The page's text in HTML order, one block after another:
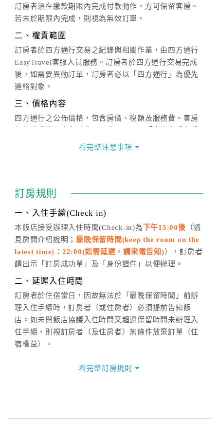
訂房者須在繳款期限內完成付款動作，方可保留客房。
若未於期限內完成，則視為無效訂單。
二、權責範圍
訂房者於四方通行交易之紀錄與相關作業，由四方通行
EasyTravel客服人員服務。訂房者於四方通行交易完成
後，如需要異動訂單，訂房者必以「四方通行」為優先
連絡對象。
三、價格內容
四方通行之公佈價格，包含房價、稅額及服務費。客房
價」之當日價格為標準。
話方式異動訂單。
※非客服時間之申辦異動，皆為次日計算及辦理。
五、客服時間
週一至週日，上午9:00～晚上6:00
六、聯絡方式
(07)9682715 。
看完整注意事項
訂房規則
一、入住手續(Check in)
本飯店接受辦理入住時間(Check-in)為下午15:00後 （請
見房間介紹說明； 最晚保留時間(keep the room on the
latest time)：22:00(如需延遲，請來電告知)），訂房者
請出示「訂房成功單」及「身份證件」以便辦理。
二、延遲入住時間
訂房者於住宿當日，因故無法於「最晚保留時間」前辦
理入住手續時，訂房者（或住房者）必須提前告知飯
店。如未與飯店協議入住時間又超過保留時間未辦理入
住手續，則視訂房者（及住房者）無條件放棄訂單（住
宿權益）。
四、訂單異動
看完整訂房規則